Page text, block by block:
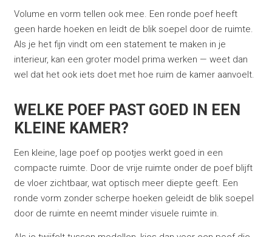
Volume en vorm tellen ook mee. Een ronde poef heeft
geen harde hoeken en leidt de blik soepel door de ruimte.
Als je het fijn vindt om een statement te maken in je
interieur, kan een groter model prima werken — weet dan
wel dat het ook iets doet met hoe ruim de kamer aanvoelt.
WELKE POEF PAST GOED IN EEN
KLEINE KAMER?
Een kleine, lage poef op pootjes werkt goed in een
compacte ruimte. Door de vrije ruimte onder de poef blijft
de vloer zichtbaar, wat optisch meer diepte geeft. Een
ronde vorm zonder scherpe hoeken geleidt de blik soepel
door de ruimte en neemt minder visuele ruimte in.